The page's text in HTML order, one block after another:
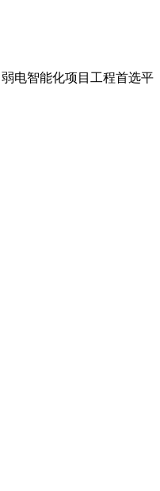
电智能化项目工程首选平